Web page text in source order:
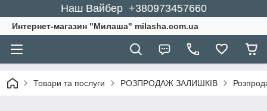
Наш Вайбер +380973457660
Интернет-магазин "Милаша" milasha.com.ua
Товари та послуги РОЗПРОДАЖ ЗАЛИШКІВ